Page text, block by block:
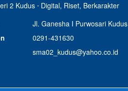
2 Kudus ⋅ Digital, Riset, Berkarakter
Jl. Ganesha I Purwosari Kudus
0291-431630
sma02_kudus@yahoo.co.id